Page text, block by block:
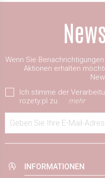
Wenn Sie
Aktionen erhalten
Ich stimme der
rozety.pl zu.
mehr
Geben Sie Ihre E-Mail-
INFORMATIONEN